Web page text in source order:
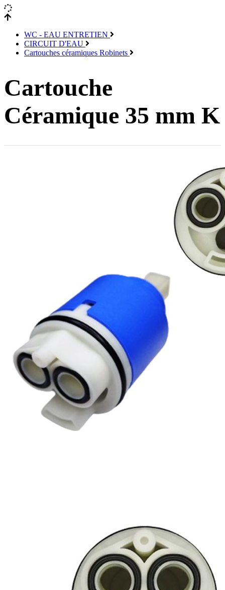
WC - EAU ENTRETIEN
CIRCUIT D'EAU
Cartouches céramiques Robinets
Cartouche
Céramique 35 mm K